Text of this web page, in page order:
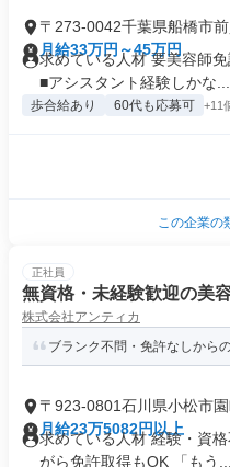
〒273-0042千葉県船橋市
月給33万円～45万円
求めている人材 要美容師
■アシスタント経験しかな...
歩合給あり 60代も応募可 +11
この企業の
正社員
無資格・未経験歓迎の美
株式会社アンティカ
ブランク不問・免許なしから
〒923-0801石川県小松市
月給23万5082円以上
求めている人材 経験・資
がら免許取得もOK 「もう...